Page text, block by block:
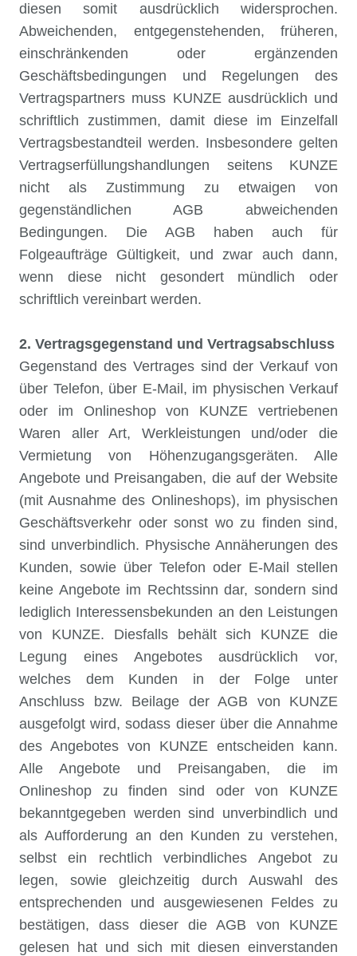
diesen somit ausdrücklich widersprochen.
Abweichenden, entgegenstehenden, früheren,
einschränkenden oder ergänzenden
Geschäftsbedingungen und Regelungen des
Vertragspartners muss KUNZE ausdrücklich und
schriftlich zustimmen, damit diese im Einzelfall
Vertragsbestandteil werden. Insbesondere gelten
Vertragserfüllungshandlungen seitens KUNZE
nicht als Zustimmung zu etwaigen von
gegenständlichen AGB abweichenden
Bedingungen. Die AGB haben auch für
Folgeaufträge Gültigkeit, und zwar auch dann,
wenn diese nicht gesondert mündlich oder
schriftlich vereinbart werden.
2. Vertragsgegenstand und Vertragsabschluss
Gegenstand des Vertrages sind der Verkauf von
über Telefon, über E-Mail, im physischen Verkauf
oder im Onlineshop von KUNZE vertriebenen
Waren aller Art, Werkleistungen und/oder die
Vermietung von Höhenzugangsgeräten. Alle
Angebote und Preisangaben, die auf der Website
(mit Ausnahme des Onlineshops), im physischen
Geschäftsverkehr oder sonst wo zu finden sind,
sind unverbindlich. Physische Annäherungen des
Kunden, sowie über Telefon oder E-Mail stellen
keine Angebote im Rechtssinn dar, sondern sind
lediglich Interessensbekunden an den Leistungen
von KUNZE. Diesfalls behält sich KUNZE die
Legung eines Angebotes ausdrücklich vor,
welches dem Kunden in der Folge unter
Anschluss bzw. Beilage der AGB von KUNZE
ausgefolgt wird, sodass dieser über die Annahme
des Angebotes von KUNZE entscheiden kann.
Alle Angebote und Preisangaben, die im
Onlineshop zu finden sind oder von KUNZE
bekanntgegeben werden sind unverbindlich und
als Aufforderung an den Kunden zu verstehen,
selbst ein rechtlich verbindliches Angebot zu
legen, sowie gleichzeitig durch Auswahl des
entsprechenden und ausgewiesenen Feldes zu
bestätigen, dass dieser die AGB von KUNZE
gelesen hat und sich mit diesen einverstanden